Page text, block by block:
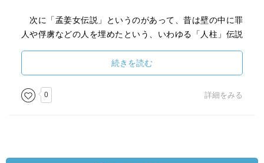
次に「孟姜女伝説」というのがあって、昔は壁の中に罪
人や俘虜などの人を埋めたという、いわゆる「人柱」伝説
すると、その部分は強度が極端に落ちるため、人を埋める
ことは構造上ありえないのだそうだ。
そして現在見る長城は明代において充実し今の姿になっ
続きを読む
0 詳細をみる